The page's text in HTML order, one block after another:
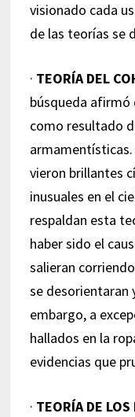
visionado cada
de las teorías se
· TEORÍA DEL
búsqueda afirmó
como resultado
vieron brillantes
inusuales en el
respaldan esta
haber sido el
salieran
se desorientaran
embargo, a
hallados en la
evidencias que
· TEORÍA DE